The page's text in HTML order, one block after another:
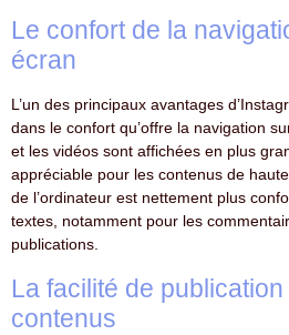
Le confort de la
écran
L’un des principaux avantages
dans le confort qu’offre la navigation
et les vidéos sont affichées en plus
appréciable pour les contenus de
de l’ordinateur est nettement plus
textes, notamment pour les
publications.
La facilité de
contenus